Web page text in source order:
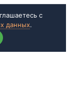
с
данных.